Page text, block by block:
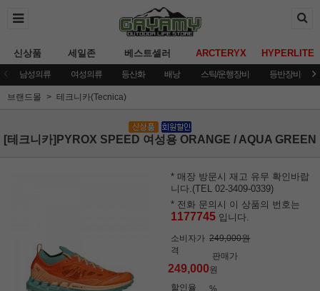
신상품 세일존 베스트셀러 ARCTERYX HYPERLITE
남성의류 여성의류 등산화 배낭 스틱/운행장비 등반장비
브랜드몰 테크니카(Tecnica)
[테크니카]PYROX SPEED 여성용 ORANGE / AQUA GREEN
* 매장 방문시 재고 유무 확인바랍
니다.(TEL 02-3409-0339)
* 전화 문의시 이 상품의 번호는
1177745 입니다.
소비자가
격
249,000원
판매가
249,000원
할인율
%